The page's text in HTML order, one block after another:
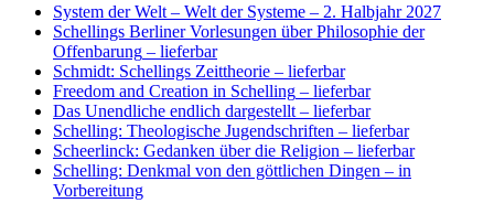
System der Welt – Welt der Systeme – 2. Halbjahr 2027
Schellings Berliner Vorlesungen über Philosophie der
Offenbarung – lieferbar
Schmidt: Schellings Zeittheorie – lieferbar
Freedom and Creation in Schelling – lieferbar
Das Unendliche endlich dargestellt – lieferbar
Schelling: Theologische Jugendschriften – lieferbar
Scheerlinck: Gedanken über die Religion – lieferbar
Schelling: Denkmal von den göttlichen Dingen – in
Vorbereitung